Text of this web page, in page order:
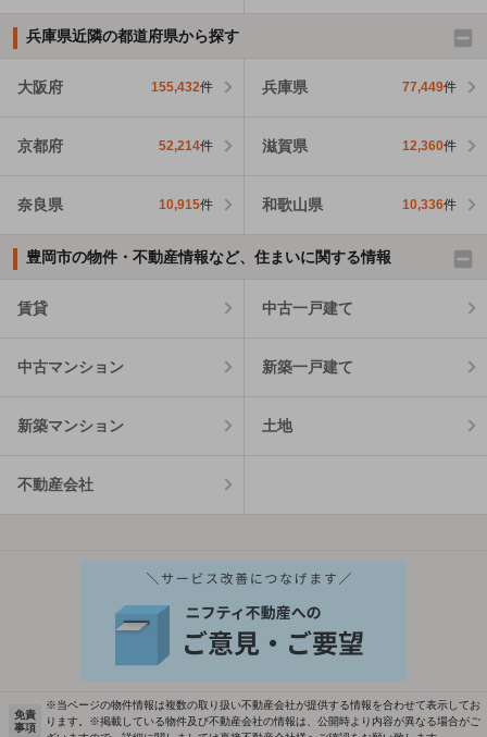
兵庫県近隣の都道府県から探す
大阪府 155,432件 兵庫県 77,449件
京都府 52,214件 滋賀県 12,360件
奈良県 10,915件 和歌山県 10,336件
豊岡市の物件・不動産情報など、住まいに関する情報
賃貸 中古一戸建て
中古マンション 新築一戸建て
新築マンション 土地
不動産会社
免責
事項
※当ページの物件情報は複数の取り扱い不動産会社が提供する情報を合わせて表示してお
ります。※掲載している物件及び不動産会社の情報は、公開時より内容が異なる場合がご